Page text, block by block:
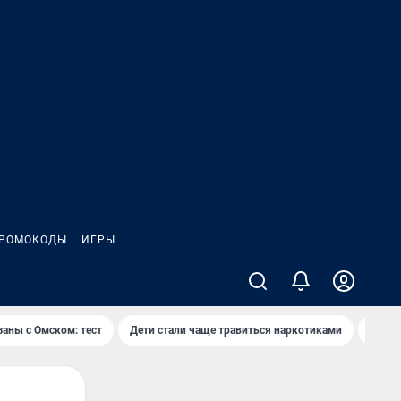
ИГРЫ
с Омском: тест Дети стали чаще травиться наркотиками